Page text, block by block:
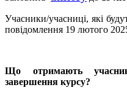
Учасники/учасниці, які
повідомлення 19 лютого
Що отримають
завершення курсу?